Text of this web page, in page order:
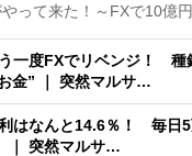
やって来た！～FXで10億
う一度FXでリベンジ！ 種
金” ｜ 突然マルサ…
利はなんと14.6％！ 毎日
｜ 突然マルサ…